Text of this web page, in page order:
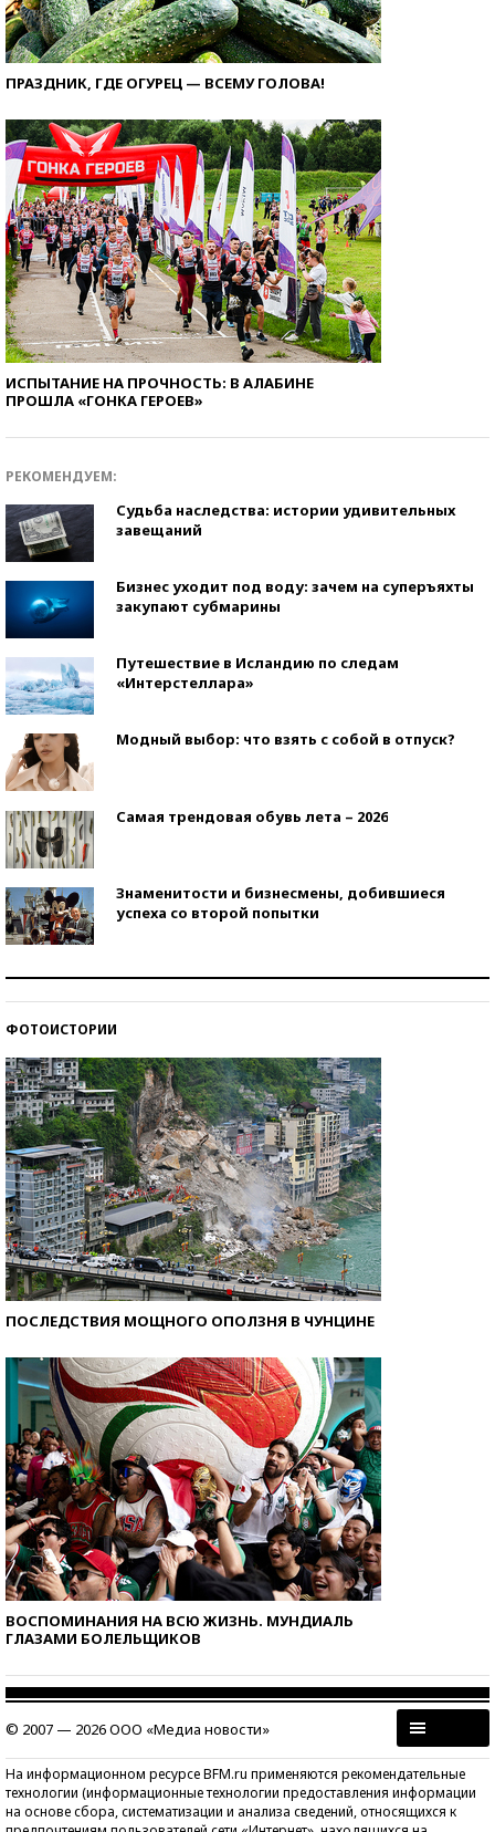
ПРАЗДНИК, ГДЕ ОГУРЕЦ — ВСЕМУ ГОЛОВА!
ИСПЫТАНИЕ НА ПРОЧНОСТЬ: В АЛАБИНЕ
ПРОШЛА «ГОНКА ГЕРОЕВ»
РЕКОМЕНДУЕМ:
Судьба наследства: истории удивительных
завещаний
Бизнес уходит под воду: зачем на суперъяхты
закупают субмарины
Путешествие в Исландию по следам
«Интерстеллара»
Модный выбор: что взять с собой в отпуск?
Самая трендовая обувь лета – 2026
Знаменитости и бизнесмены, добившиеся
успеха со второй попытки
ФОТОИСТОРИИ
ПОСЛЕДСТВИЯ МОЩНОГО ОПОЛЗНЯ В ЧУНЦИНЕ
ВОСПОМИНАНИЯ НА ВСЮ ЖИЗНЬ. МУНДИАЛЬ
ГЛАЗАМИ БОЛЕЛЬЩИКОВ
© 2007 — 2026 ООО «Медиа новости»
На информационном ресурсе BFM.ru применяются рекомендательные
технологии (информационные технологии предоставления информации
на основе сбора, систематизации и анализа сведений, относящихся к